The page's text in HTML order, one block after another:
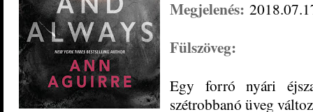
Megjelenés:
Fülszöveg:
Egy forró nyári
szétrobbanó üveg